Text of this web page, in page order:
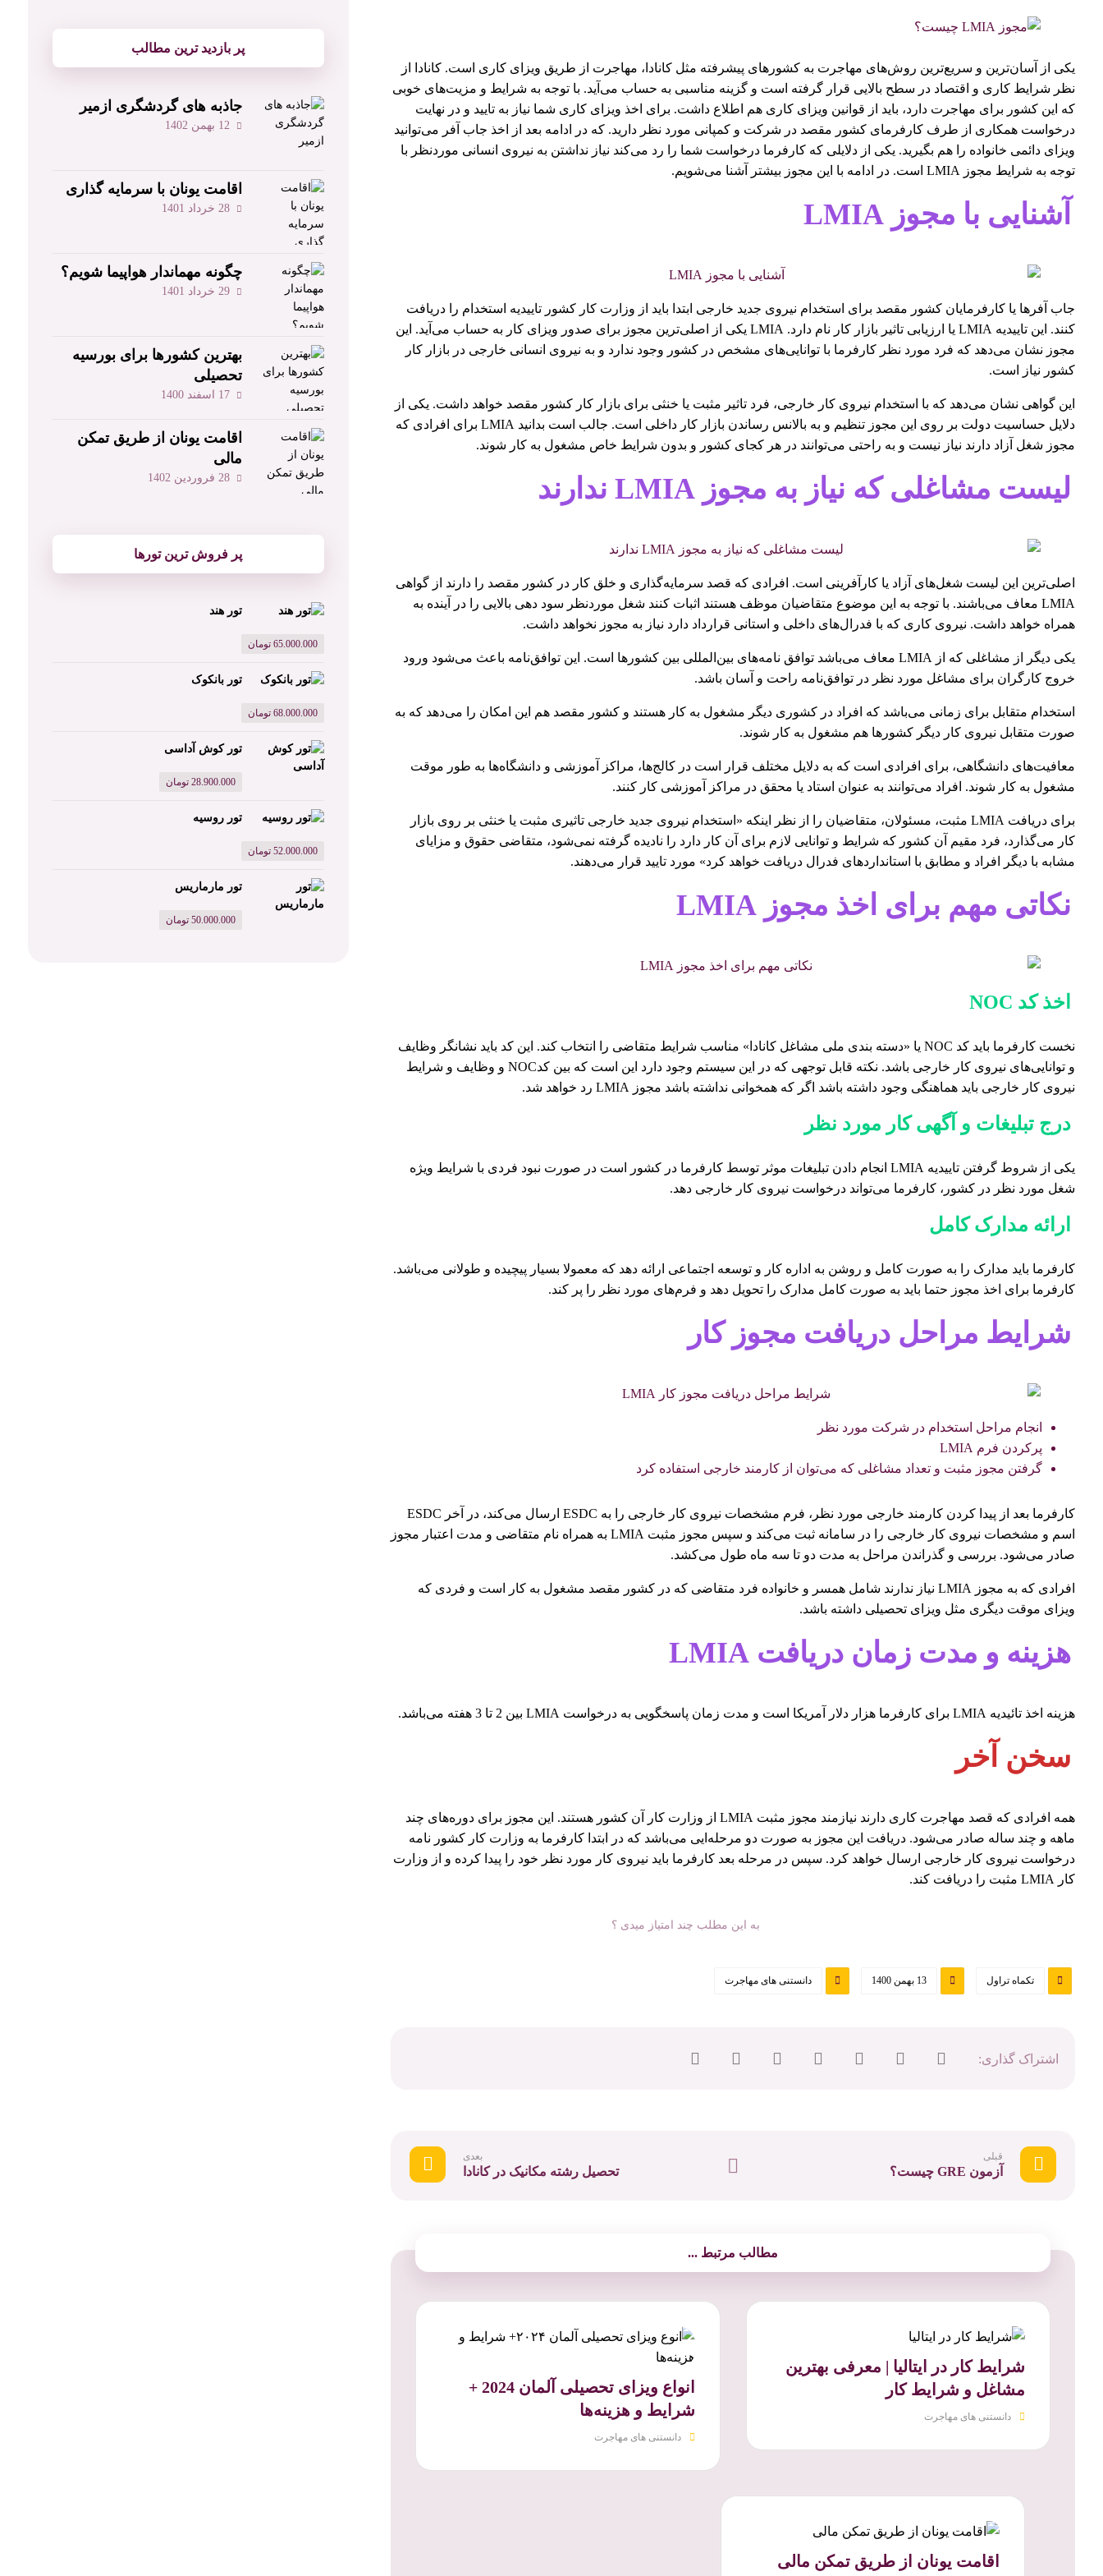
یکی از آسان‌ترین و سریع‌ترین روش‌های مهاجرت به کشورهای پیشرفته مثل کانادا، مهاجرت از طریق ویزای کاری است. کانادا از
نظر شرایط کاری و اقتصاد در سطح بالایی قرار گرفته است و گزینه مناسبی به حساب می‌آید. با توجه به شرایط و مزیت‌های خوبی
که این کشور برای مهاجرت دارد، باید از قوانین ویزای کاری هم اطلاع داشت. برای اخذ ویزای کاری شما نیاز به تایید و در نهایت
درخواست همکاری از طرف کارفرمای کشور مقصد در شرکت و کمپانی مورد نظر دارید. که در ادامه بعد از اخذ جاب آفر می‌توانید
ویزای دائمی خانواده را هم بگیرید. یکی از دلایلی که کارفرما درخواست شما را رد می‌کند نیاز نداشتن به نیروی انسانی موردنظر با
توجه به شرایط مجوز LMIA است. در ادامه با این مجوز بیشتر آشنا می‌شویم.
آشنایی با مجوز LMIA
جاب آفرها یا کارفرمایان کشور مقصد برای استخدام نیروی جدید خارجی ابتدا باید از وزارت کار کشور تاییدیه استخدام را دریافت
کنند. این تاییدیه LMIA یا ارزیابی تاثیر بازار کار نام دارد. LMIA یکی از اصلی‌ترین مجوز برای صدور ویزای کار به حساب می‌آید. این
مجوز نشان می‌دهد که فرد مورد نظر کارفرما با توانایی‌های مشخص در کشور وجود ندارد و به نیروی انسانی خارجی در بازار کار
کشور نیاز است.
این گواهی نشان می‌دهد که با استخدام نیروی کار خارجی، فرد تاثیر مثبت یا خنثی برای بازار کار کشور مقصد خواهد داشت. یکی از
دلایل حساسیت دولت بر روی این مجوز تنظیم و به بالانس رساندن بازار کار داخلی است. جالب است بدانید LMIA برای افرادی که
مجوز شغل آزاد دارند نیاز نیست و به راحتی می‌توانند در هر کجای کشور و بدون شرایط خاص مشغول به کار شوند.
لیست مشاغلی که نیاز به مجوز LMIA ندارند
اصلی‌ترین این لیست شغل‌های آزاد یا کارآفرینی است. افرادی که قصد سرمایه‌گذاری و خلق کار در کشور مقصد را دارند از گواهی
LMIA معاف می‌باشند. با توجه به این موضوع متقاضیان موظف هستند اثبات کنند شغل موردنظر سود دهی بالایی را در آینده به
همراه خواهد داشت. نیروی کاری که با فدرال‌های داخلی و استانی قرارداد دارد نیاز به مجوز نخواهد داشت.
یکی دیگر از مشاغلی که از LMIA معاف می‌باشد توافق نامه‌های بین‌المللی بین کشورها است. این توافق‌نامه باعث می‌شود ورود
خروج کارگران برای مشاغل مورد نظر در توافق‌نامه راحت و آسان باشد.
استخدام متقابل برای زمانی می‌باشد که افراد در کشوری دیگر مشغول به کار هستند و کشور مقصد هم این امکان را می‌دهد که به
صورت متقابل نیروی کار دیگر کشورها هم مشغول به کار شوند.
معافیت‌های دانشگاهی، برای افرادی است که به دلایل مختلف قرار است در کالج‌ها، مراکز آموزشی و دانشگاه‌ها به طور موقت
مشغول به کار شوند. افراد می‌توانند به عنوان استاد یا محقق در مراکز آموزشی کار کنند.
برای دریافت LMIA مثبت، مسئولان، متقاضیان را از نظر اینکه «استخدام نیروی جدید خارجی تاثیری مثبت یا خنثی بر روی بازار
کار می‌گذارد، فرد مقیم آن کشور که شرایط و توانایی لازم برای آن کار دارد را نادیده گرفته نمی‌شود، متقاضی حقوق و مزایای
مشابه با دیگر افراد و مطابق با استانداردهای فدرال دریافت خواهد کرد» مورد تایید قرار می‌دهند.
نکاتی مهم برای اخذ مجوز LMIA
اخذ کد NOC
نخست کارفرما باید کد NOC یا «دسته بندی ملی مشاغل کانادا» مناسب شرایط متقاضی را انتخاب کند. این کد باید نشانگر وظایف
و توانایی‌های نیروی کار خارجی باشد. نکته قابل توجهی که در این سیستم وجود دارد این است که بین کدNOC و وظایف و شرایط
نیروی کار خارجی باید هماهنگی وجود داشته باشد اگر که همخوانی نداشته باشد مجوز LMIA رد خواهد شد.
درج تبلیغات و آگهی کار مورد نظر
یکی از شروط گرفتن تاییدیه LMIA انجام دادن تبلیغات موثر توسط کارفرما در کشور است در صورت نبود فردی با شرایط ویژه
شغل مورد نظر در کشور، کارفرما می‌تواند درخواست نیروی کار خارجی دهد.
ارائه مدارک کامل
کارفرما باید مدارک را به صورت کامل و روشن به اداره کار و توسعه اجتماعی ارائه دهد که معمولا بسیار پیچیده و طولانی می‌باشد.
کارفرما برای اخذ مجوز حتما باید به صورت کامل مدارک را تحویل دهد و فرم‌های مورد نظر را پر کند.
شرایط مراحل دریافت مجوز کار
انجام مراحل استخدام در شرکت مورد نظر
پرکردن فرم LMIA
گرفتن مجوز مثبت و تعداد مشاغلی که می‌توان از کارمند خارجی استفاده کرد
کارفرما بعد از پیدا کردن کارمند خارجی مورد نظر، فرم مشخصات نیروی کار خارجی را به ESDC ارسال می‌کند، در آخر ESDC
اسم و مشخصات نیروی کار خارجی را در سامانه ثبت می‌کند و سپس مجوز مثبت LMIA به همراه نام متقاضی و مدت اعتبار مجوز
صادر می‌شود. بررسی و گذراندن مراحل به مدت دو تا سه ماه طول می‌کشد.
افرادی که به مجوز LMIA نیاز ندارند شامل همسر و خانواده فرد متقاضی که در کشور مقصد مشغول به کار است و فردی که
ویزای موقت دیگری مثل ویزای تحصیلی داشته باشد.
هزینه و مدت زمان دریافت LMIA
هزینه اخذ تائیدیه LMIA برای کارفرما هزار دلار آمریکا است و مدت زمان پاسخگویی به درخواست LMIA بین 2 تا 3 هفته می‌باشد.
سخن آخر
همه افرادی که قصد مهاجرت کاری دارند نیازمند مجوز مثبت LMIA از وزارت کار آن کشور هستند. این مجوز برای دوره‌های چند
ماهه و چند ساله صادر می‌شود. دریافت این مجوز به صورت دو مرحله‌ایی می‌باشد که در ابتدا کارفرما به وزارت کار کشور نامه
درخواست نیروی کار خارجی ارسال خواهد کرد. سپس در مرحله بعد کارفرما باید نیروی کار مورد نظر خود را پیدا کرده و از وزارت
کار LMIA مثبت را دریافت کند.
به این مطلب چند امتیاز میدی ؟
تکماه تراول 13 بهمن 1400 دانستنی های مهاجرت
قبلی
آزمون GRE چیست؟
بعدی
تحصیل رشته مکانیک در کانادا
مطالب مرتبط ...
شرایط کار در ایتالیا | معرفی بهترین
مشاغل و شرایط کار
دانستنی های مهاجرت
انواع ویزای تحصیلی آلمان 2024 +
شرایط و هزینه‌ها
دانستنی های مهاجرت
اقامت یونان از طریق تمکن مالی
پر بازدید ترین مطالب
جاذبه های گردشگری ازمیر
12 بهمن 1402
اقامت یونان با سرمایه ‌گذاری
28 خرداد 1401
چگونه مهماندار هواپیما شویم؟
29 خرداد 1401
بهترین کشورها برای بورسیه
تحصیلی
17 اسفند 1400
اقامت یونان از طریق تمکن
مالی
28 فروردین 1402
پر فروش ترین تورها
تور هند
65.000.000 تومان
تور بانکوک
68.000.000 تومان
تور کوش آداسی
28.900.000 تومان
تور روسیه
52.000.000 تومان
تور مارماریس
50.000.000 تومان